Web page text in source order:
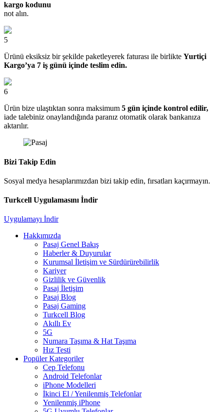
kargo kodunu
not alın.
5
Ürünü eksiksiz bir şekilde paketleyerek faturası ile birlikte Yurtiçi
Kargo’ya 7 iş günü içinde teslim edin.
6
Ürün bize ulaştıktan sonra maksimum 5 gün içinde kontrol edilir,
iade talebiniz onaylandığında paranız otomatik olarak bankanıza
aktarılır.
Bizi Takip Edin
Sosyal medya hesaplarımızdan bizi takip edin, fırsatları kaçırmayın.
Turkcell Uygulamasını İndir
Uygulamayı İndir
Hakkımızda
Pasaj Genel Bakış
Haberler & Duyurular
Kurumsal İletişim ve Sürdürürebilirlik
Kariyer
Gizlilik ve Güvenlik
Pasaj İletişim
Pasaj Blog
Pasaj Gaming
Turkcell Blog
Akıllı Ev
5G
Numara Taşıma & Hat Taşıma
Hız Testi
Popüler Kategoriler
Cep Telefonu
Android Telefonlar
iPhone Modelleri
İkinci El / Yenilenmiş Telefonlar
Yenilenmiş iPhone